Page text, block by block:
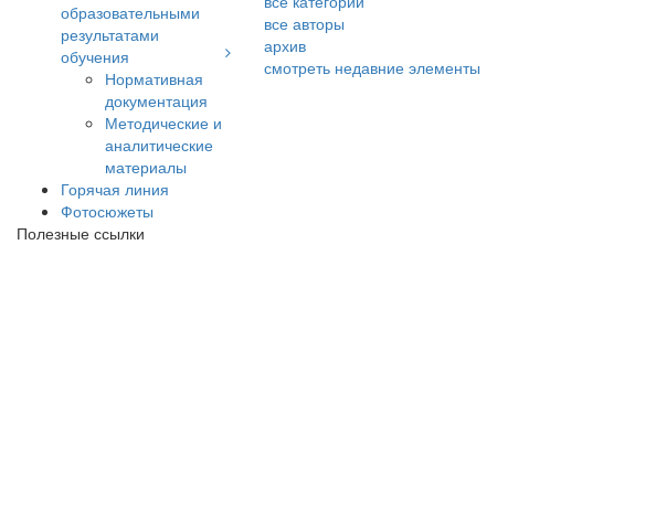
образовательными
результатами
обучения
Нормативная
документация
Методические и
аналитические
материалы
Горячая линия
Фотосюжеты
Полезные ссылки
все авторы
архив
смотреть недавние элементы